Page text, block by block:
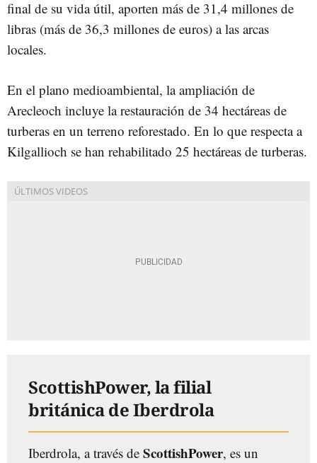
final de su vida útil, aporten más de 31,4 millones de
libras (más de 36,3 millones de euros) a las arcas
locales.
En el plano medioambiental, la ampliación de
Arecleoch incluye la restauración de 34 hectáreas de
turberas en un terreno reforestado. En lo que respecta a
Kilgallioch se han rehabilitado 25 hectáreas de turberas.
ScottishPower, la filial
británica de Iberdrola
Iberdrola, a través de ScottishPower, es un